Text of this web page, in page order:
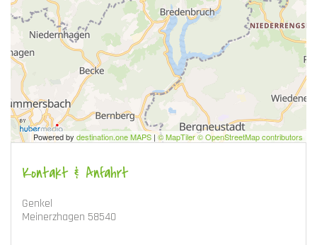
Powered by destination.one MAPS| © MapTiler © OpenStreetMap contributors
Kontakt & Anfahrt
Genkel
Meinerzhagen 58540